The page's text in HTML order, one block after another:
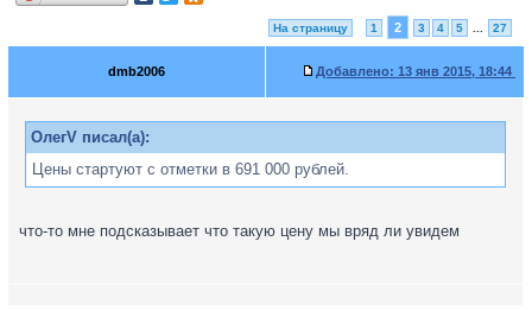
На страницу 1 2 3 4 5 27
dmb2006 Добавлено: 13 янв 2015, 18:44
ОлегV писал(а):
Цены стартуют с отметки в 691 000 рублей.
что-то мне подсказывает что такую цену мы вряд ли увидем